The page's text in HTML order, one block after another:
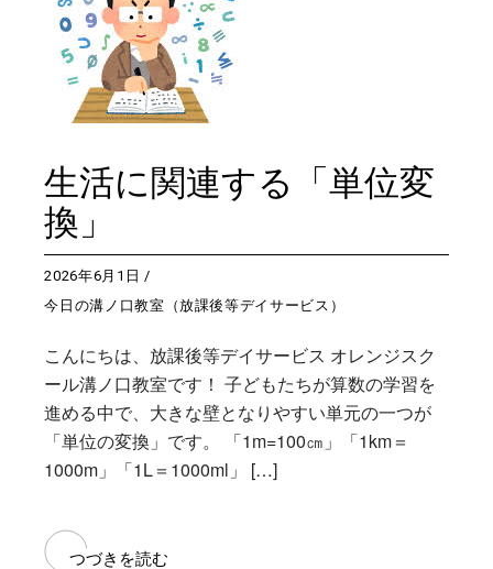
生活に関連する「単位変
換」
2026年6月1日
今日の溝ノ口教室（放課後等デイサービス）
こんにちは、放課後等デイサービス オレンジスク
ール溝ノ口教室です！ 子どもたちが算数の学習を
進める中で、大きな壁となりやすい単元の一つが
「単位の変換」です。 「1m=100㎝」「1km＝
1000m」「1L＝1000ml」 […]
つづきを読む